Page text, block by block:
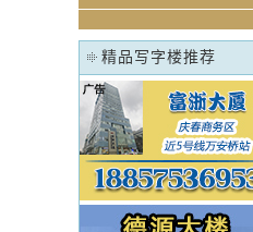
精品写字楼推荐